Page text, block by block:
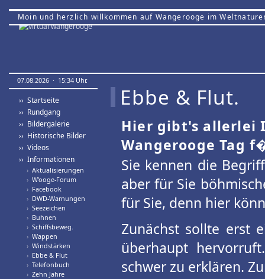
Moin und herzlich willkommen auf Wangerooge im
07.08.2026 · 15:34 Uhr.
›› Startseite
›› Rundgang
›› Bildergalerie
›› Historische Bilder
›› Videos
›› Informationen
› Aktualisierungen
› W'ooge-Forum
› Facebook
› DWD-Warnungen
› Seezeichen
› Buhnen
› Schiffsbeweg.
› Wappen
› Windstärken
› Ebbe & Flut
› Telefonbuch
› Zehn Jahre
Ebbe & Flut.
Hier gibt's allerlei
Wangerooge Tag
Sie kennen die
aber für Sie
für Sie, denn hier
Zunächst sollte erst
überhaupt
schwer zu erklären.